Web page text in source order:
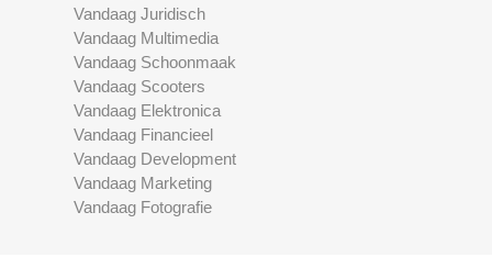
Vandaag Juridisch
Vandaag Multimedia
Vandaag Schoonmaak
Vandaag Scooters
Vandaag Elektronica
Vandaag Financieel
Vandaag Development
Vandaag Marketing
Vandaag Fotografie